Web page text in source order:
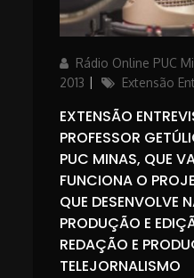
AuthorRádio Online PUC
2013
Categories
Extensão
EXTENSÃO
PROFESSOR
PUC MINAS, QUE
FUNCIONA O
QUE DESENVOLVE
PRODUÇÃO E
REDAÇÃO E
TELEJORNALISMO